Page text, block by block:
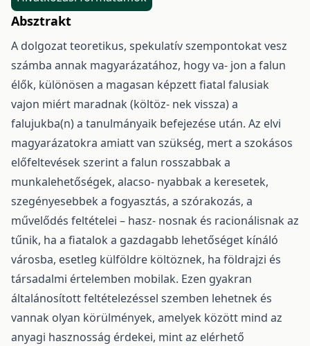
Absztrakt
A dolgozat teoretikus, spekulatív szempontokat vesz
számba annak magyarázatához, hogy va- jon a falun
élők, különösen a magasan képzett fiatal falusiak
vajon miért maradnak (költöz- nek vissza) a
falujukba(n) a tanulmányaik befejezése után. Az elvi
magyarázatokra amiatt van szükség, mert a szokásos
előfeltevések szerint a falun rosszabbak a
munkalehetőségek, alacso- nyabbak a keresetek,
szegényesebbek a fogyasztás, a szórakozás, a
művelődés feltételei – hasz- nosnak és racionálisnak az
tűnik, ha a fiatalok a gazdagabb lehetőséget kínáló
városba, esetleg külföldre költöznek, ha földrajzi és
társadalmi értelemben mobilak. Ezen gyakran
általánosított feltételezéssel szemben lehetnek és
vannak olyan körülmények, amelyek között mind az
anyagi hasznosság érdekei, mint az elérhető